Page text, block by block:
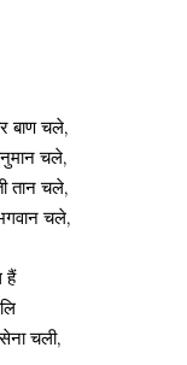
बाण चले,
चले,
तान चले,
चले,
हैं
चली,